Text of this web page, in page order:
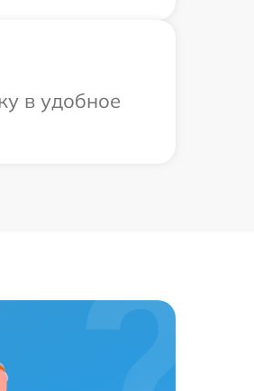
в удобное